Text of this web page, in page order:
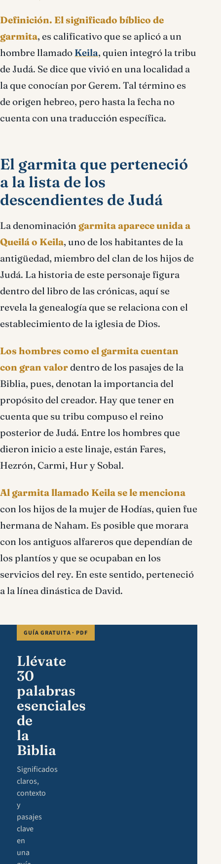
Definición. El significado bíblico de
garmita, es calificativo que se aplicó a un
hombre llamado Keila, quien integró la tribu
de Judá. Se dice que vivió en una localidad a
la que conocían por Gerem. Tal término es
de origen hebreo, pero hasta la fecha no
cuenta con una traducción específica.
El garmita que perteneció
a la lista de los
descendientes de Judá
La denominación garmita aparece unida a
Queilá o Keila, uno de los habitantes de la
antigüedad, miembro del clan de los hijos de
Judá. La historia de este personaje figura
dentro del libro de las crónicas, aquí se
revela la genealogía que se relaciona con el
establecimiento de la iglesia de Dios.
Los hombres como el garmita cuentan
con gran valordentro de los pasajes de la
Biblia, pues, denotan la importancia del
propósito del creador. Hay que tener en
cuenta que su tribu compuso el reino
posterior de Judá. Entre los hombres que
dieron inicio a este linaje, están Fares,
Hezrón, Carmi, Hur y Sobal.
Al garmita llamado Keila se le menciona
con los hijos de la mujer de Hodías, quien fue
hermana de Naham. Es posible que morara
con los antiguos alfareros que dependían de
los plantíos y que se ocupaban en los
servicios del rey. En este sentido, perteneció
a la línea dinástica de David.
GUÍA GRATUITA · PDF
Llévate
30
palabras
esenciales
de
la
Biblia
Significados
claros,
contexto
y
pasajes
clave
en
una